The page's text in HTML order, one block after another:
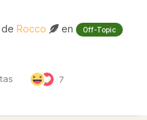
Rocco en Off-Topic
7